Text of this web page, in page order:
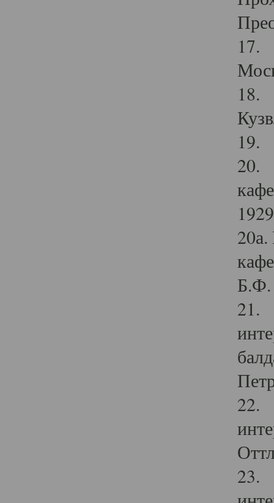
17.
18.
19.
20.
Б.Ф.
21.
22.
23.